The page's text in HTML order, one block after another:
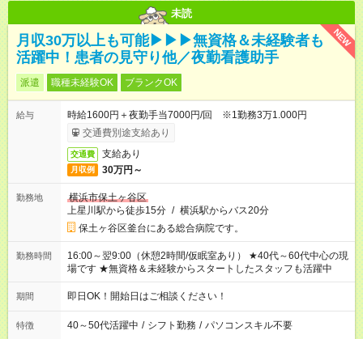
未読
NEW
月収30万以上も可能▶▶▶無資格＆未経験者も
活躍中！患者の見守り他／夜勤看護助手
派遣 職種未経験OK ブランクOK
給与
時給1600円＋夜勤手当7000円/回 ※1勤務3万1.000円
交通費別途支給あり
交通費 支給あり
月収例 30万円～
勤務地
横浜市保土ヶ谷区
上星川駅から徒歩15分 / 横浜駅からバス20分
保土ヶ谷区釜台にある総合病院です。
勤務時間
16:00～翌9:00（休憩2時間/仮眠室あり） ★40代～60代中心の現
場です ★無資格＆未経験からスタートしたスタッフも活躍中
期間 即日OK！開始日はご相談ください！
特徴 40～50代活躍中 / シフト勤務 / パソコンスキル不要